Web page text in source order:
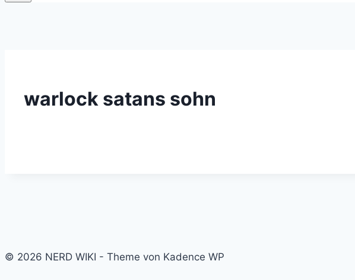
warlock satans sohn
© 2026 NERD WIKI - Theme von Kadence WP